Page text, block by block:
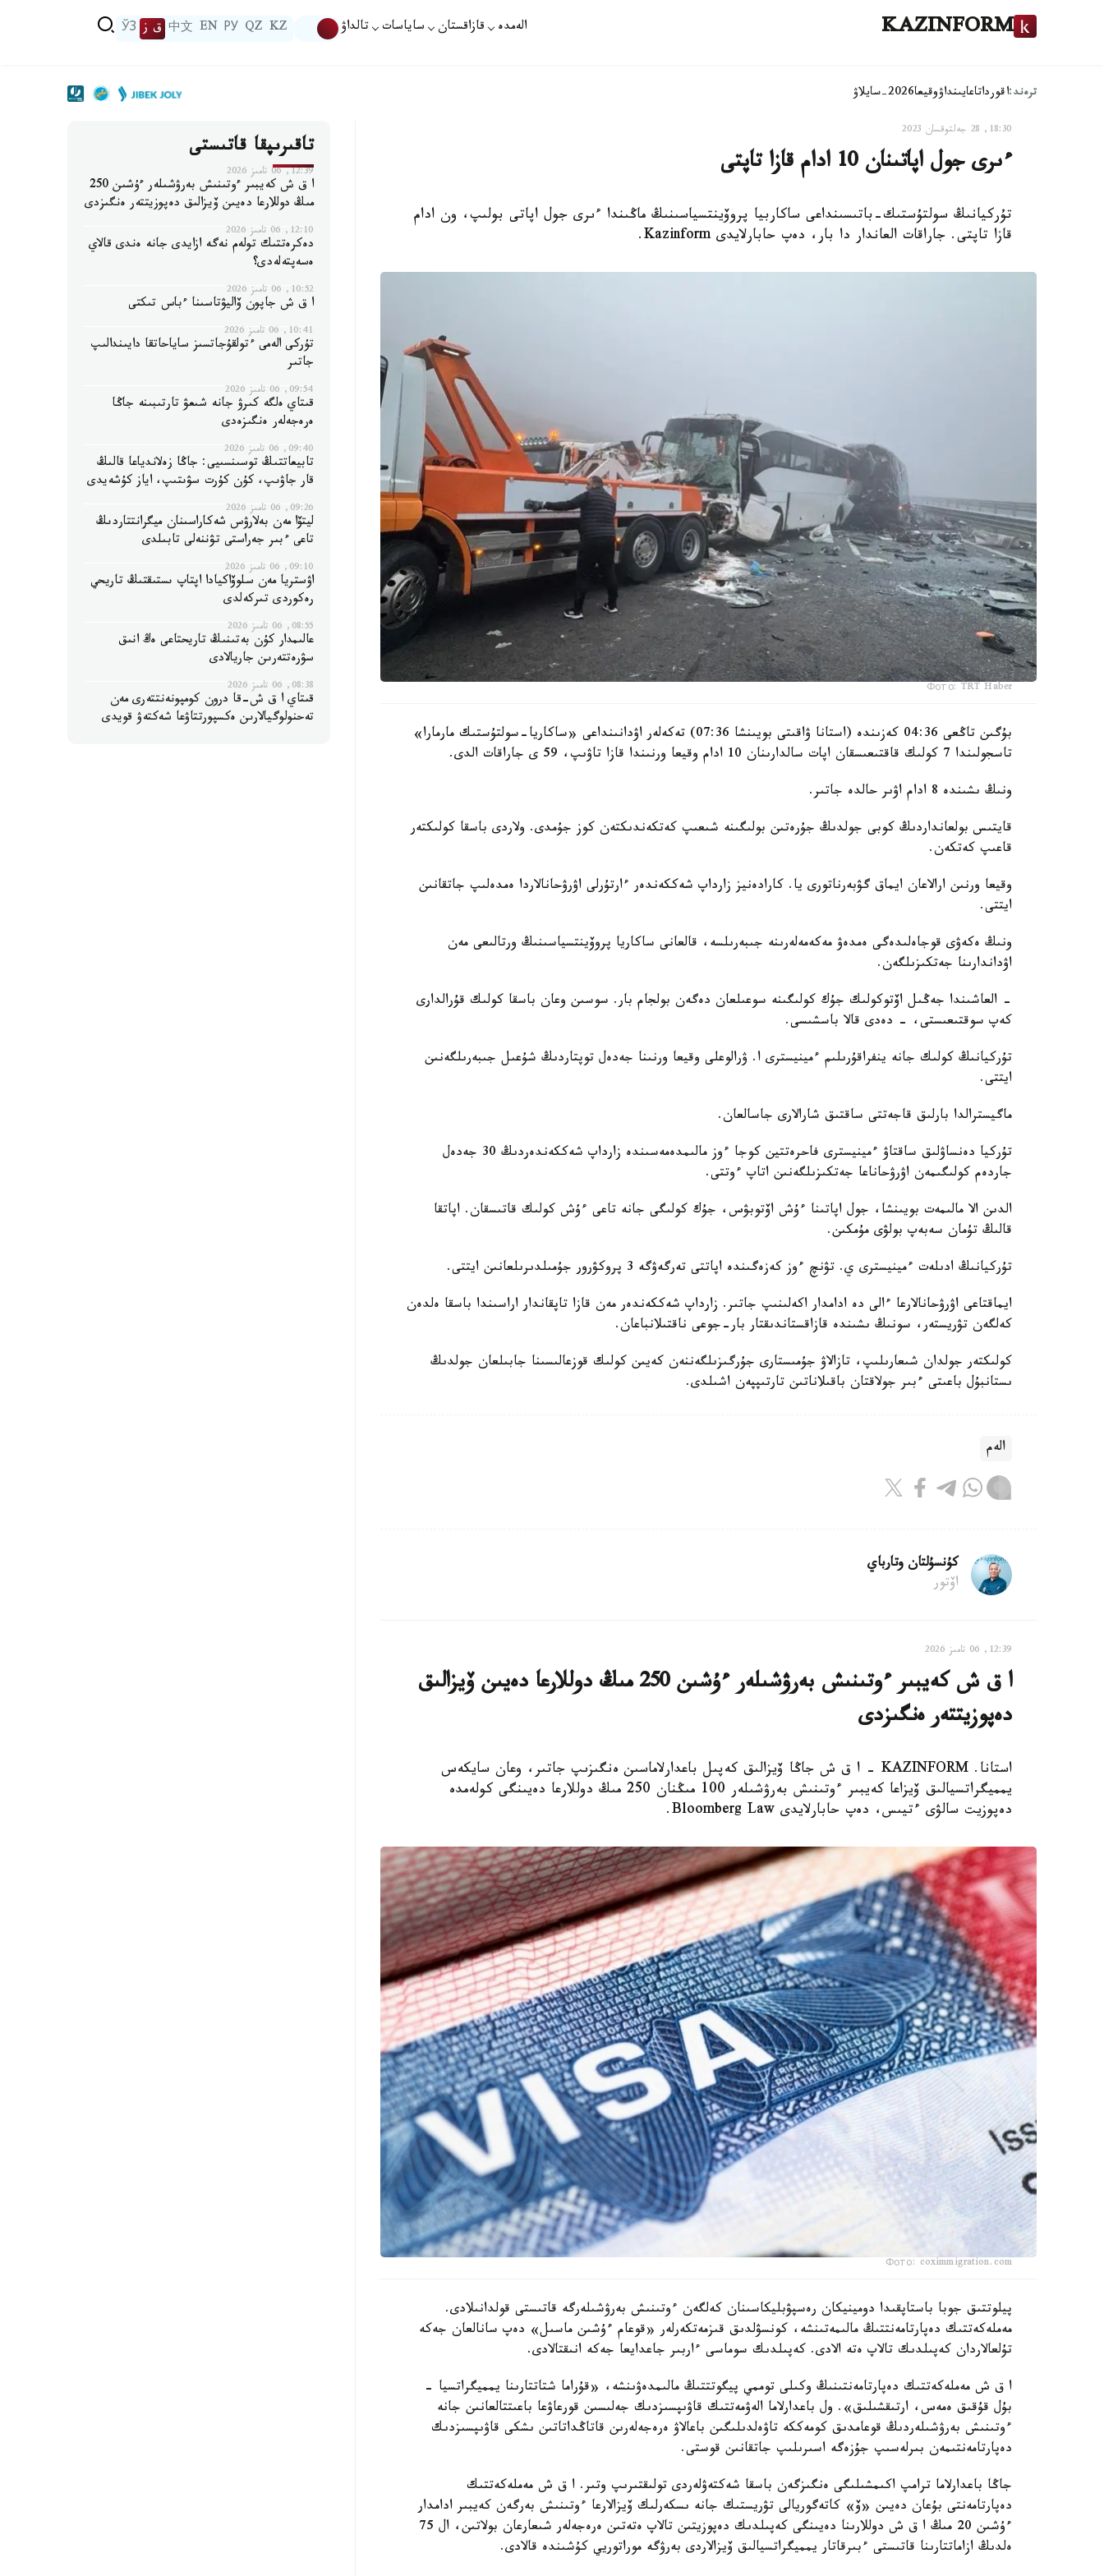
KAZINFORM الەمدە قازاقستان ساياسات تالداۋ KZ
QZ
РУ
EN
中文 ق ز ЎЗ
ترەند:اقورداتاعايىنداۋوقيعا2026-سايلاۋ
18:30, 28 جەلتوقسان 2023
ءىرى جول اپاتىنان 10 ادام قازا تاپتى
تۇركيانىڭ سولتۇستىك-باتىسىنداعى ساكاربيا پروۆينتسياسىنىڭ ماڭىندا ءىرى جول اپاتى بولىپ، ون ادام
قازا تاپتى. جاراقات العاندار دا بار، دەپ حابارلايدى Kazinform.
Фото: TRT Haber
بۇگىن تاڭعى 04:36 كەزىندە (استانا ۋاقىتى بويىنشا 07:36) تەكەلەر اۋدانىنداعى «ساكاريا-سولتۇستىك مارمارا»
تاسجولىندا 7 كولىك قاقتىعىسقان اپات سالدارىنان 10 ادام وقيعا ورنىندا قازا تاۋىپ، 59 ى جاراقات الدى.
ونىڭ ىشىندە 8 ادام اۋىر حالدە جاتىر.
قايتىس بولعانداردىڭ كوبى جولدىڭ جۇرەتىن بولىگىنە شىعىپ كەتكەندىكتەن كوز جۇمدى. ولاردى باسقا كولىكتەر
قاعىپ كەتكەن.
وقيعا ورنىن ارالاعان ايماق گۋبەرناتورى يا. كارادەنيز زارداپ شەككەندەر ءارتۇرلى اۋرۋحانالاردا ەمدەلىپ جاتقانىن
ايتتى.
ونىڭ ەكەۋى قوجاەلىدەگى ەمدەۋ مەكەمەلەرىنە جىبەرىلسە، قالعانى ساكاريا پروۆينتسياسىنىڭ ورتالىعى مەن
اۋداندارىنا جەتكىزىلگەن.
- العاشىندا جەڭىل اۆتوكولىك جۇك كولىگىنە سوعىلعان دەگەن بولجام بار. سوسىن وعان باسقا كولىك قۇرالدارى
كەپ سوقتىعىستى، - دەدى قالا باسشىسى.
تۇركيانىڭ كولىك جانە ينفراقۇرىلىم ءمينيسترى ا. ۋرالوعلى وقيعا ورنىنا جەدەل توپتاردىڭ شۇعىل جىبەرىلگەنىن
ايتتى.
ماگيسترالدا بارلىق قاجەتتى ساقتىق شارالارى جاسالعان.
تۇركيا دەنساۋلىق ساقتاۋ ءمينيسترى فاحرەتتين كوجا ءوز مالىمدەمەسىندە زارداپ شەككەندەردىڭ 30 جەدەل
جاردەم كولىگىمەن اۋرۋحاناعا جەتكىزىلگەنىن اتاپ ءوتتى.
الدىن الا مالىمەت بويىنشا، جول اپاتىنا ءۇش اۆتوبۋس، جۇك كولىگى جانە تاعى ءۇش كولىك قاتىسقان. اپاتقا
قالىڭ تۇمان سەبەپ بولۋى مۇمكىن.
تۇركيانىڭ ادىلەت ءمينيسترى ي. تۋنچ ءوز كەزەگىندە اپاتتى تەرگەۋگە 3 پروكۋرور جۇمىلدىرىلعانىن ايتتى.
ايماقتاعى اۋرۋحانالارعا ءالى دە ادامدار اكەلىنىپ جاتىر. زارداپ شەككەندەر مەن قازا تاپقاندار اراسىندا باسقا ەلدەن
كەلگەن تۋريستەر، سونىڭ ىشىندە قازاقستاندىقتار بار-جوعى ناقتىلانباعان.
كولىكتەر جولدان شىعارىلىپ، تازالاۋ جۇمىستارى جۇرگىزىلگەننەن كەيىن كولىك قوزعالىسىنا جابىلعان جولدىڭ
ىستانبۇل باعىتى ءبىر جولاقتان باقىلاناتىن تارتىپپەن اشىلدى.
الەم
كۇنسۇلتان وتارباي
اۆتور
12:39, 06 تامىز 2026
ا ق ش كەيبىر ءوتىنىش بەرۋشىلەر ءۇشىن 250 مىڭ دوللارعا دەيىن ۆيزالىق
دەپوزيتتەر ەنگىزدى
استانا. KAZINFORM – ا ق ش جاڭا ۆيزالىق كەپىل باعدارلاماسىن ەنگىزىپ جاتىر، وعان سايكەس
يمميگراتسيالىق ۆيزاعا كەيبىر ءوتىنىش بەرۋشىلەر 100 مىڭنان 250 مىڭ دوللارعا دەيىنگى كولەمدە
دەپوزيت سالۋى ءتيىس، دەپ حابارلايدى Bloomberg Law.
Фото: coximmigration.com
پيلوتتىق جوبا باستاپقىدا دومينيكان رەسپۋبليكاسىنان كەلگەن ءوتىنىش بەرۋشىلەرگە قاتىستى قولدانىلادى.
مەملەكەتتىك دەپارتامەنتتىڭ مالىمەتىنشە، كونسۋلدىق قىزمەتكەرلەر «قوعام ءۇشىن ماسىل» دەپ سانالعان جەكە
تۇلعالاردان كەپىلدىك تالاپ ەتە الادى. كەپىلدىك سوماسى ءاربىر جاعدايعا جەكە انىقتالادى.
ا ق ش مەملەكەتتىك دەپارتامەنتىنىڭ وكىلى توممي پيگوتتتىڭ مالىمدەۋىنشە، «قۇراما شتاتتارىنا يمميگراتسيا -
بۇل قۇقىق ەمەس، ارتىقشىلىق». ول باعدارلاما الەۋمەتتىك قاۋىپسىزدىك جەلىسىن قورعاۋعا باعىتتالعانىن جانە
ءوتىنىش بەرۋشىلەردىڭ قوعامدىق كومەككە تاۋەلدىلىگىن باعالاۋ ەرەجەلەرىن قاتاڭداتاتىن ىشكى قاۋىپسىزدىك
دەپارتامەنتىمەن بىرلەسىپ جۇزەگە اسىرىلىپ جاتقانىن قوستى.
جاڭا باعدارلاما ترامپ اكىمشىلىگى ەنگىزگەن باسقا شەكتەۋلەردى تولىقتىرىپ وتىر. ا ق ش مەملەكەتتىك
دەپارتامەنتى بۇعان دەيىن «ۆ» كاتەگوريالى تۋريستىك جانە ىسكەرلىك ۆيزالارعا ءوتىنىش بەرگەن كەيبىر ادامدار
ءۇشىن 20 مىڭ ا ق ش دوللارىنا دەيىنگى كەپىلدىك دەپوزيتىن تالاپ ەتەتىن ەرەجەلەر شىعارعان بولاتىن، ال 75
ەلدىڭ ازاماتتارىنا قاتىستى ءبىرقاتار يمميگراتسيالىق ۆيزالاردى بەرۋگە موراتوريي كۇشىندە قالادى.
تاقىرىپقا قاتىستى
12:39, 06 تامىز 2026
ا ق ش كەيبىر ءوتىنىش بەرۋشىلەر ءۇشىن 250
مىڭ دوللارعا دەيىن ۆيزالىق دەپوزيتتەر ەنگىزدى
12:10, 06 تامىز 2026
دەكرەتتىك تولەم نەگە ازايدى جانە ەندى قالاي
ەسەپتەلەدى؟
10:52, 06 تامىز 2026
ا ق ش جاپون ۆاليۋتاسىنا ءباس تىكتى
10:41, 06 تامىز 2026
تۇركى الەمى ءتولقۇجاتسىز ساياحاتقا دايىندالىپ
جاتىر
09:54, 06 تامىز 2026
قىتاي ەلگە كىرۋ جانە شىعۋ تارتىبىنە جاڭا
ەرەجەلەر ەنگىزەدى
09:40, 06 تامىز 2026
تابيعاتتىڭ توسىنسىيى: جاڭا زەلاندياعا قالىڭ
قار جاۋىپ، كۇن كۇرت سۋىتىپ، اياز كۇشەيدى
09:26, 06 تامىز 2026
ليتۆا مەن بەلارۋس شەكاراسىنان ميگرانتتاردىڭ
تاعى ءبىر جەراستى تۋننەلى تابىلدى
09:10, 06 تامىز 2026
اۋستريا مەن سلوۆاكيادا اپتاپ ىستىقتىڭ تاريحي
رەكوردى تىركەلدى
08:55, 06 تامىز 2026
عالىمدار كۇن بەتىنىڭ تاريحتاعى ەڭ انىق
سۋرەتتەرىن جاريالادى
08:38, 06 تامىز 2026
قىتاي ا ق ش-قا درون كومپونەنتتەرى مەن
تەحنولوگيالارىن ەكسپورتتاۋعا شەكتەۋ قويدى